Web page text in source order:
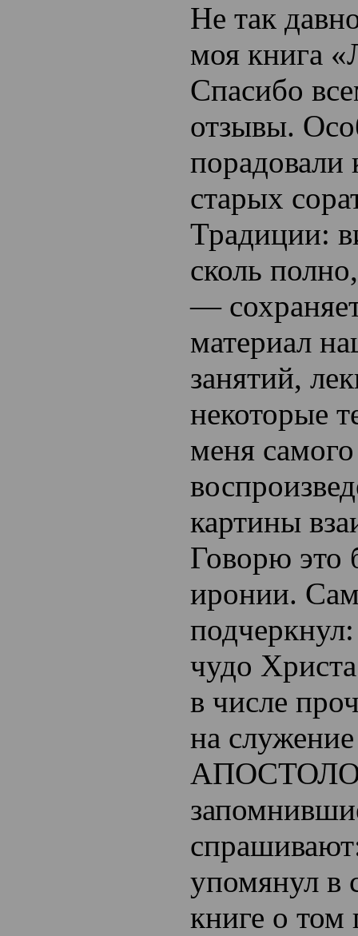
Не так
моя книга
Спасибо
отзывы.
порадовали
старых
Традиции:
сколь
—
материал
занятий,
некоторые
меня
картины
Говорю это
иронии.
чудо
в числе
на
упомянул в
книге о том